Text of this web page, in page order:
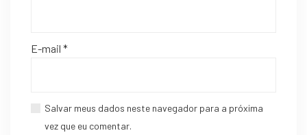
E-mail *
Salvar meus dados neste navegador para a próxima
vez que eu comentar.